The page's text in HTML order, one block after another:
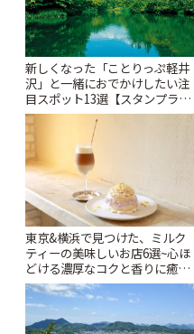
新しくなった「ことりっぷ軽井
沢」と一緒におでかけしたい注
目スポット13選【スタンプラリ
ー開催中】 | ことりっぷ
東京&横浜で見つけた、ミルク
ティーの美味しいお店6選~心ほ
どける濃厚なコクと香りに癒や
されるティータイム~ | ことりっ
ぷ